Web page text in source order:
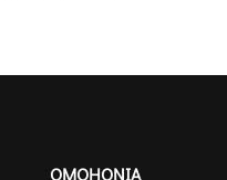
OMOHONIA